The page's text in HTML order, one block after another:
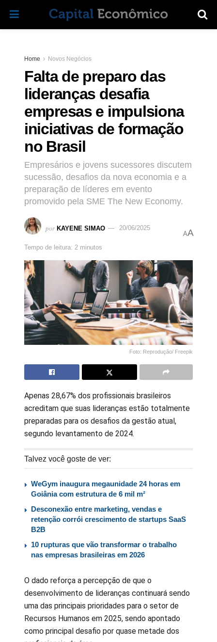
Home Novos Negócios
Falta de preparo das
lideranças desafia
empresas e impulsiona
iniciativas de formação
no Brasil
Empresários e jovens sucessores discutem
sucessão, desafios da nova economia e a
preparação de líderes em evento
promovido pela SME The New Economy.
por KAYENE SIMAO 20/06/2025
Tempo de leitura: 2 minutos
AA
Foto: Reprodução/ Freepik
Apenas 28,67% dos profissionais brasileiros
acreditam que suas lideranças estão totalmente
preparadas para os desafios da gestão atual,
segundo levantamento de 2024.
Talvez você goste de ver:
WeGym inaugura megaunidade 24 horas em
Goiânia com estrutura de 6 mil m²
Desconexão entre marketing, vendas e
retenção corrói crescimento de startups SaaS
B2B
10 rupturas que vão transformar o trabalho
nas empresas brasileiras em 2026
O dado reforça a percepção de que o
desenvolvimento de lideranças continuará sendo
uma das principais prioridades para o setor de
Recursos Humanos em 2025, sendo apontado
como principal desafio por quase metade dos